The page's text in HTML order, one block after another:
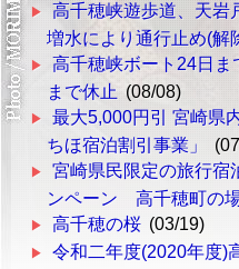
高千穂峡遊歩道、天岩
増水により通行止め(解
高千穂峡ボート24日ま
まで休止 (08/08)
最大5,000円引 宮崎県
ちほ宿泊割引事業」
宮崎県民限定の旅行
ンペーン 高千穂町の
高千穂の桜 (03/19)
令和二年度(2020年度